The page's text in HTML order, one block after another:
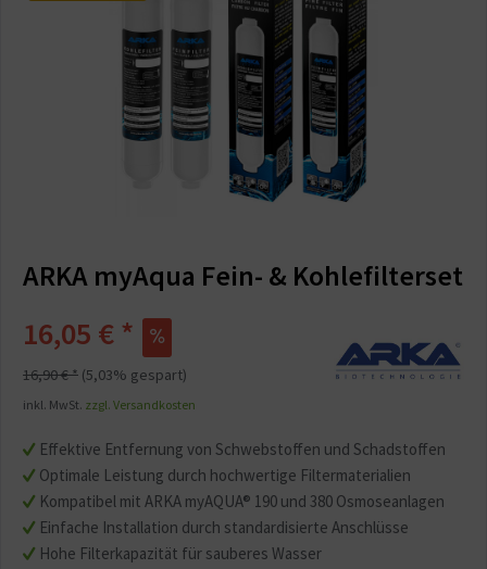
ARKA myAqua Fein- & Kohlefilterset
Effektive Entfernung von Schwebstoffen und Schadstoffen
Optimale Leistung durch hochwertige Filtermaterialien
Kompatibel mit ARKA myAQUA® 190 und 380 Osmoseanlagen
Einfache Installation durch standardisierte Anschlüsse
Hohe Filterkapazität für sauberes Wasser
16,05 € *
16,90 € * (5,03% gespart)
inkl. MwSt. zzgl. Versandkosten